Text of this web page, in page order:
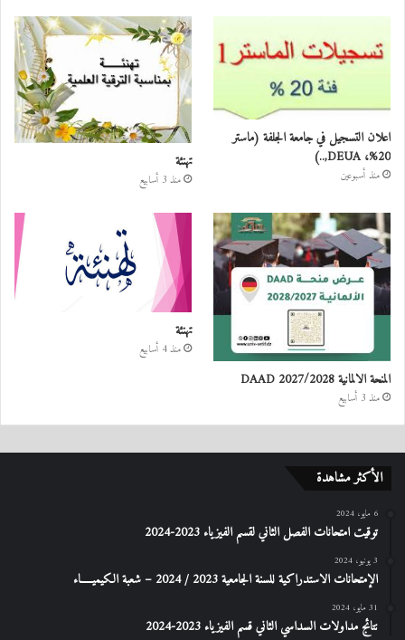
اعلان التسجيل في جامعة الجلفة (ماستر
20%، DEUA,..)
منذ أسبوعين
تهنئة
منذ 3 أسابيع
المنحة الالمانية DAAD 2027/2028
منذ 3 أسابيع
تهنئة
منذ 4 أسابيع
الأكثر مشاهدة
6 مايو، 2024
توقيت امتحانات الفصل الثاني لقسم الفيزياء 2023-2024
3 يونيو، 2024
الإمتحانات الاستدراكیة للسنة الجامعیة 2023 / 2024 – شعبة الكیمیـــــاء
31 مايو، 2024
نتائج مداولات السداسي الثاني قسم الفيزياء 2023-2024